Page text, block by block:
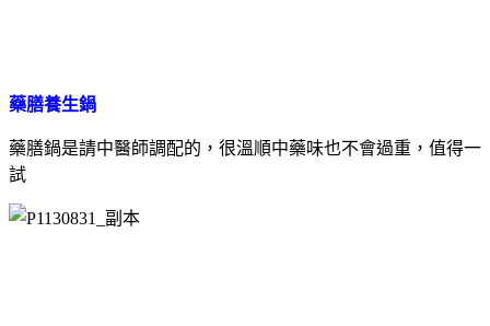
藥膳養生鍋
藥膳鍋是請中醫師調配的，很溫順中藥味也不會過重，值得一
試